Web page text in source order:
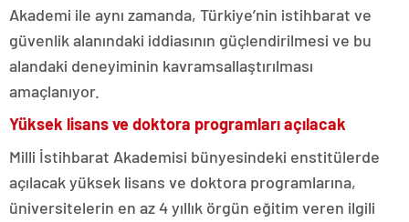
Akademi ile aynı zamanda, Türkiye’nin istihbarat ve
güvenlik alanındaki iddiasının güçlendirilmesi ve bu
alandaki deneyiminin kavramsallaştırılması
amaçlanıyor.
Yüksek lisans ve doktora programları açılacak
Milli İstihbarat Akademisi bünyesindeki enstitülerde
açılacak yüksek lisans ve doktora programlarına,
üniversitelerin en az 4 yıllık örgün eğitim veren ilgili